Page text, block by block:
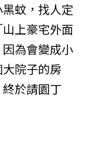
蚊，找人定
上豪宅外面
為會變成小
院子的房
於請園丁